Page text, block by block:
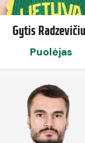
Gytis
Puolėjas